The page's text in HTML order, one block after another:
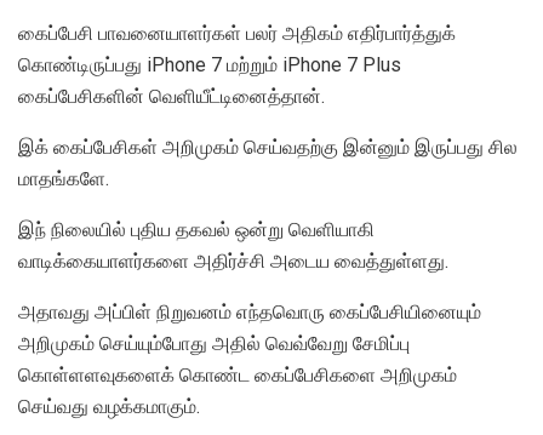
கைப்பேசி பாவனையாளர்கள் பலர் அதிகம் எதிர்பார்த்துக்
கொண்டிருப்பது iPhone 7 மற்றும் iPhone 7 Plus
கைப்பேசிகளின் வெளியீட்டினைத்தான்.
இக் கைப்பேசிகள் அறிமுகம் செய்வதற்கு இன்னும் இருப்பது சில
மாதங்களே.
இந் நிலையில் புதிய தகவல் ஒன்று வெளியாகி
வாடிக்கையாளர்களை அதிர்ச்சி அடைய வைத்துள்ளது.
அதாவது அப்பிள் நிறுவனம் எந்தவொரு கைப்பேசியினையும்
அறிமுகம் செய்யும்போது அதில் வெவ்வேறு சேமிப்பு
கொள்ளளவுகளைக் கொண்ட கைப்பேசிகளை அறிமுகம்
செய்வது வழக்கமாகும்.